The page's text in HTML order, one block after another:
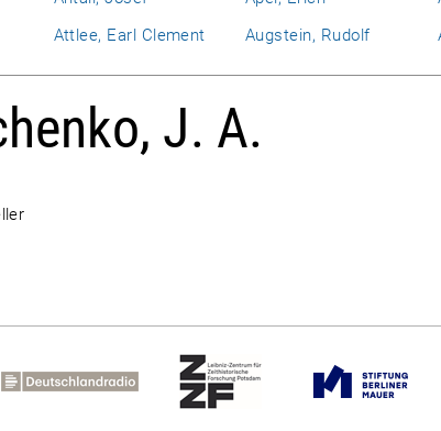
Attlee, Earl Clement Augstein, Rudolf
J. A.